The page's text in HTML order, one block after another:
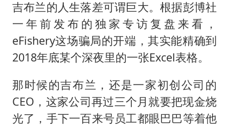
吉布兰的人生落差可谓巨大。根据彭博社
一年前发布的独家专访复盘来看，
eFishery这场骗局的开端，其实能精确到
2018年底某个深夜里的一张Excel表格。
那时候的吉布兰，还是一家初创公司的
CEO，这家公司再过三个月就要把现金烧
光了，手下一百来号员工都眼巴巴等着他